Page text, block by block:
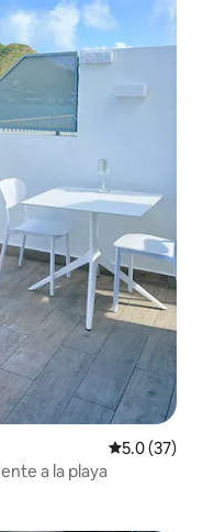
Calificación
5.0 (37)
a la playa